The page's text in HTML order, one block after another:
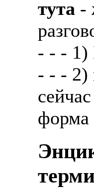
тута -
- - - 1)
- - - 2)
форма